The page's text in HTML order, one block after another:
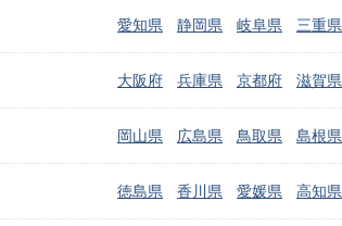
愛知県 静岡県 岐阜県 三重県
大阪府 兵庫県 京都府 滋賀県
岡山県 広島県 鳥取県 島根県
徳島県 香川県 愛媛県 高知県